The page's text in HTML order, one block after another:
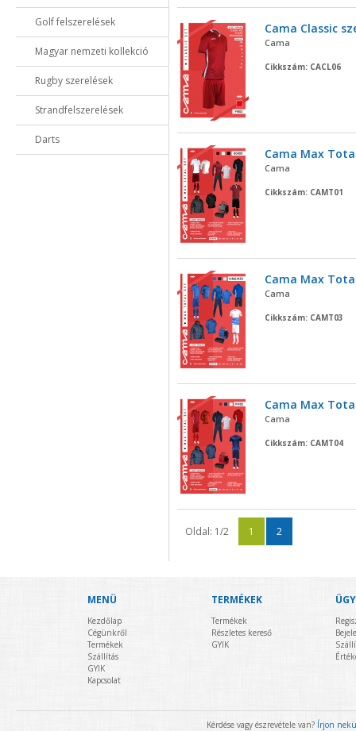
Golf felszerelések
Magyar nemzeti kollekció
Rugby szerelések
Strandfelszerelések
Darts
Cama Classic
Cama
Cikkszám: CACL06
Cama Max
Cama
Cikkszám: CAMT01
Cama Max
Cama
Cikkszám: CAMT03
Cama Max
Cama
Cikkszám: CAMT04
Oldal: 1/2 1 2
MENÜ
Kezdőlap
Cégünkről
Termékek
Szállítás
GYIK
Kapcsolat
TERMÉKEK
Termékek
Részletes kereső
GYIK
Kérdése vagy észrevétele van? Írjon